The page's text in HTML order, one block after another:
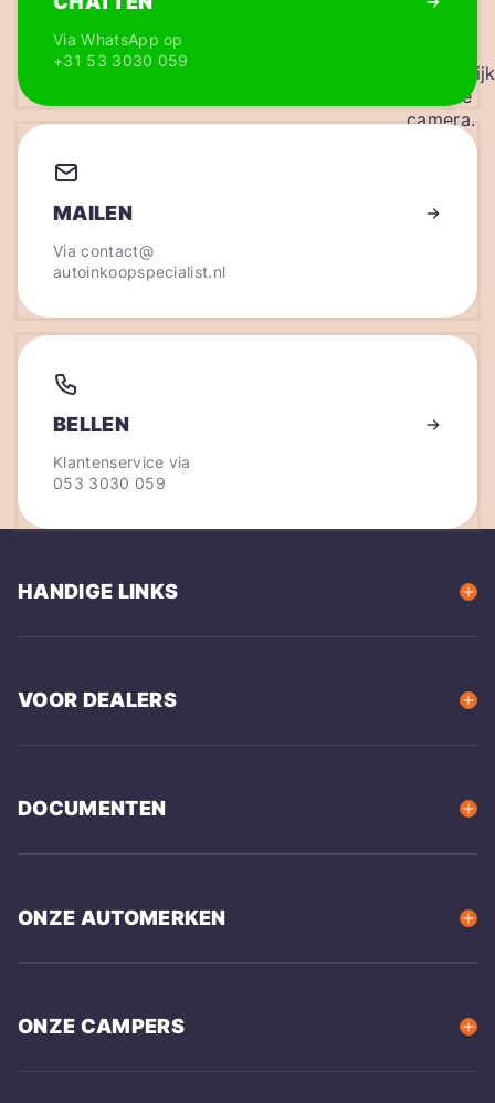
Via WhatsApp op
+31 53 3030 059
MAILEN
Viacontact@
autoinkoopspecialist.nl
BELLEN
Klantenservice via
053 3030 059
HANDIGE LINKS
VOOR DEALERS
DOCUMENTEN
ONZE AUTOMERKEN
ONZE CAMPERS